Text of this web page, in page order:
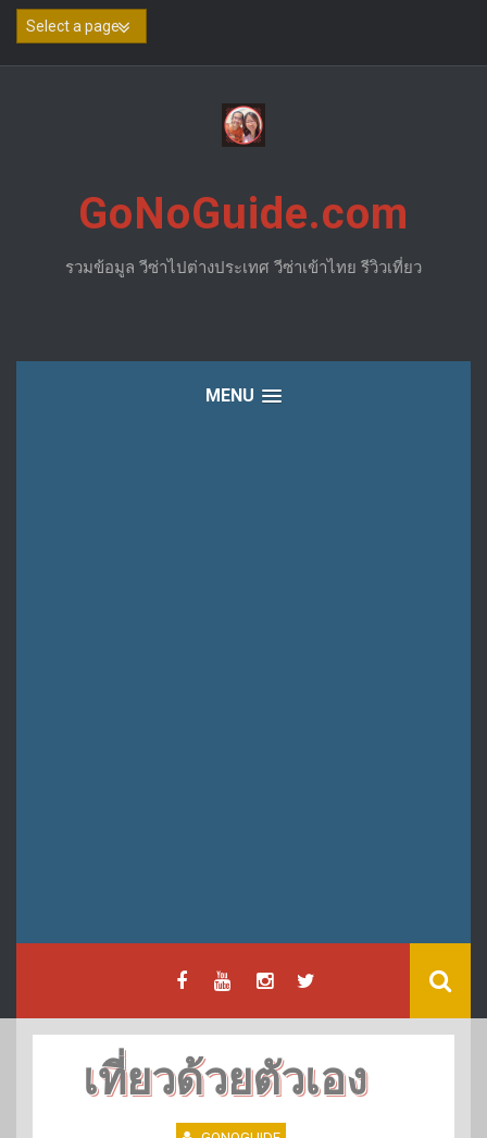
Skip
GoNoGuide.com
รวมข้อมูล วีซ่าไปต่างประเทศ วีซ่าเข้าไทย รีวิวเที่ยว
MENU
เที่ยวด้วยตัวเอง